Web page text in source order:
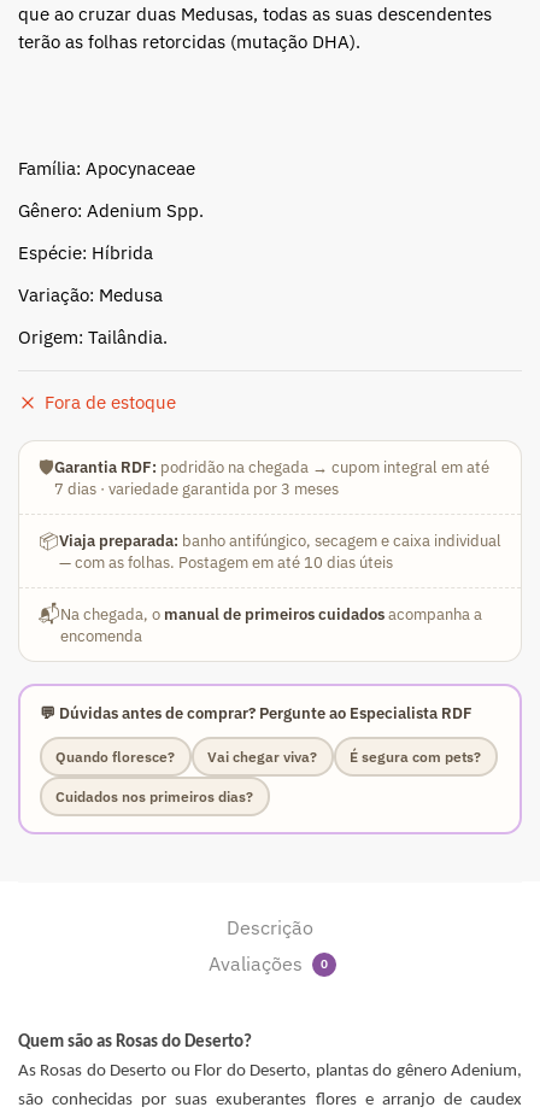
que ao cruzar duas Medusas, todas as suas descendentes
terão as folhas retorcidas (mutação DHA).
Família: Apocynaceae
Gênero: Adenium Spp.
Espécie: Híbrida
Variação: Medusa
Origem: Tailândia.
Fora de estoque
🛡️Garantia RDF: podridão na chegada → cupom integral em até
7 dias · variedade garantida por 3 meses
📦Viaja preparada: banho antifúngico, secagem e caixa individual
— com as folhas. Postagem em até 10 dias úteis
📬Na chegada, o manual de primeiros cuidadosacompanha a
encomenda
💬 Dúvidas antes de comprar? Pergunte ao Especialista RDF
Quando floresce? Vai chegar viva? É segura com pets?
Cuidados nos primeiros dias?
Descrição
Avaliações
0
Quem são as Rosas do Deserto?
As Rosas do Deserto ou Flor do Deserto, plantas do gênero Adenium,
são conhecidas por suas exuberantes flores e arranjo de caudex